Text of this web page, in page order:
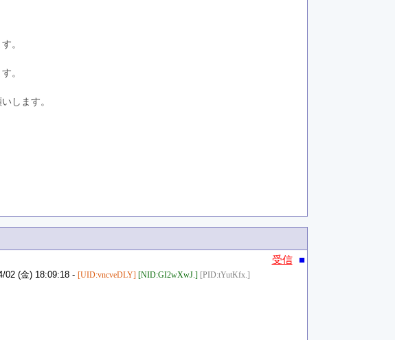
。
。
します。
受信 ■
02 (金) 18:09:18 - [UID:vncveDLY] [NID:GI2wXwJ.] [PID:tYutKfx.]